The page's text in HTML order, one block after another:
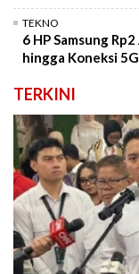
TEKNO
6 HP Samsung
hingga Koneksi 5G
TERKINI